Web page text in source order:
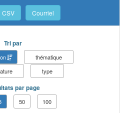
CSV Courriel
Tri par
thématique
type
par page
50 100